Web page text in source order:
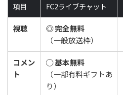
項目 FC2ライブチャット
視聴
◎ 完全無料
（一般放送枠）
コメン
ト
◯ 基本無料
（一部有料ギフトあ
り）